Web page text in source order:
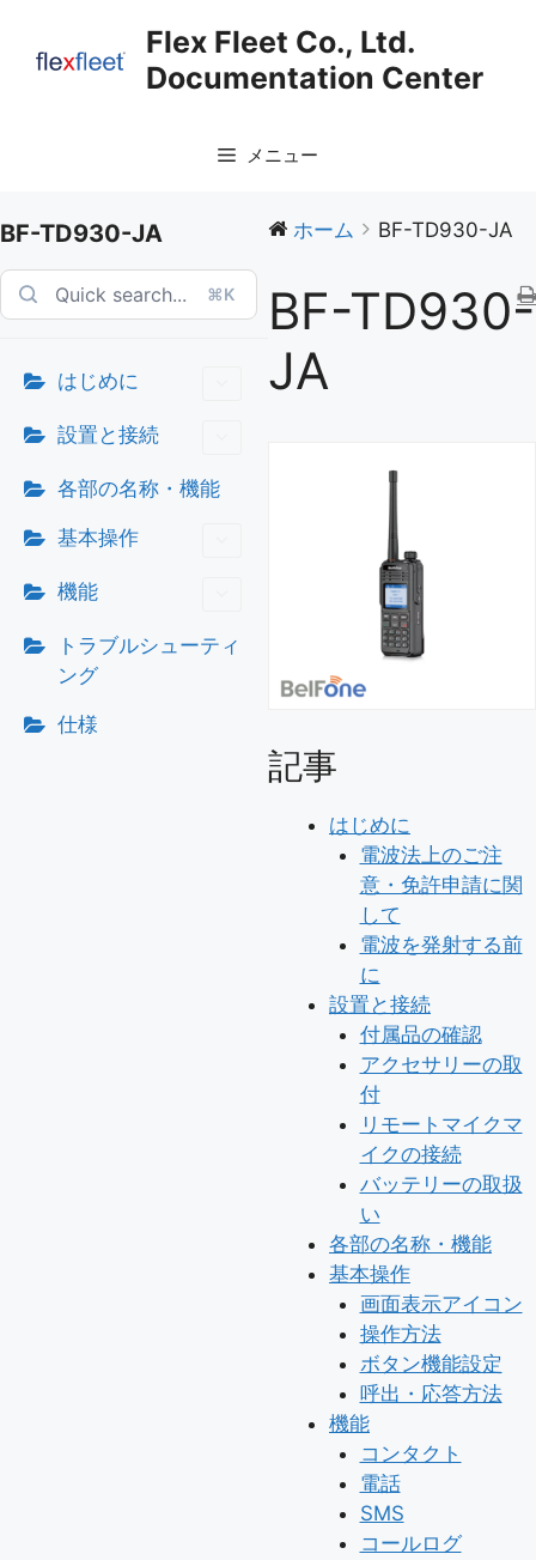
キ
プ
Flex Fleet Co., Ltd.
Documentation Center
メニュー
BF-TD930-JA
⌘K
はじめに
設置と接続
各部の名称・機能
基本操作
機能
トラブルシューティ
ング
仕様
ホーム BF-TD930-JA
BF-TD930-
JA
記事
はじめに
電波法上のご注
意・免許申請に関
して
電波を発射する前
に
設置と接続
付属品の確認
アクセサリーの取
付
リモートマイクマ
イクの接続
バッテリーの取扱
い
各部の名称・機能
基本操作
画面表示アイコン
操作方法
ボタン機能設定
呼出・応答方法
機能
コンタクト
電話
SMS
コールログ